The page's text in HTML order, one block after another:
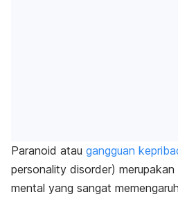
Paranoid atau gangguan
personality disorder)
mental yang sangat